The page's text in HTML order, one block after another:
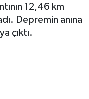
12,46 km
Depremin anına
çıktı.